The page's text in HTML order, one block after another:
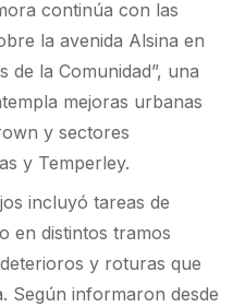
continúa con las
la avenida Alsina en
de la Comunidad”, una
mejoras urbanas
y sectores
y Temperley.
incluyó tareas de
en distintos tramos
y roturas que
Según informaron desde